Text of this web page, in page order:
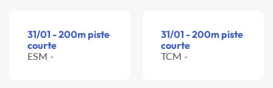
31/01 - 200m piste
courte
ESM -
31/01 - 200m piste
courte
TCM -